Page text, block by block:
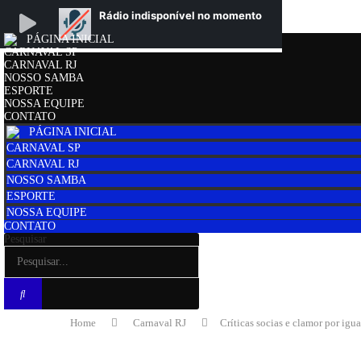
PÁGINA INICIAL
CARNAVAL SP
CARNAVAL RJ
NOSSO SAMBA
ESPORTE
NOSSA EQUIPE
CONTATO
PÁGINA INICIAL
CARNAVAL SP
CARNAVAL RJ
NOSSO SAMBA
ESPORTE
NOSSA EQUIPE
CONTATO
Pesquisar
Home Carnaval RJ Críticas socias e clamor por